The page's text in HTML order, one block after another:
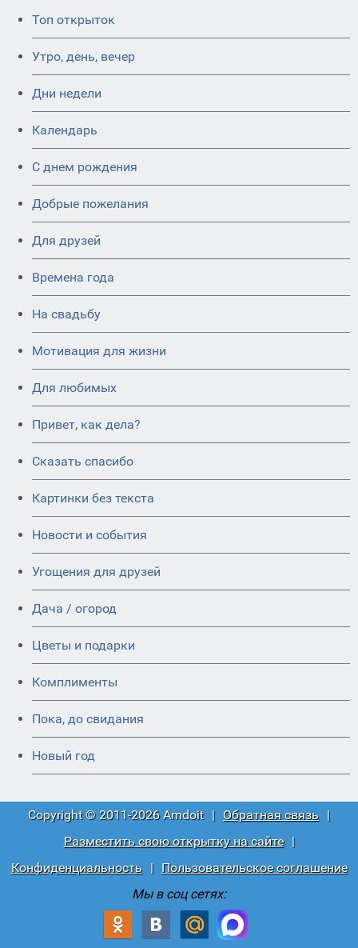
Топ открыток
Утро, день, вечер
Дни недели
Календарь
C днем рождения
Добрые пожелания
Для друзей
Времена года
На свадьбу
Мотивация для жизни
Для любимых
Привет, как дела?
Сказать спасибо
Картинки без текста
Новости и события
Угощения для друзей
Дача / огород
Цветы и подарки
Комплименты
Пока, до свидания
Новый год
Copyright © 2011-2026 Amdoit | Обратная связь |
Разместить свою открытку на сайте
|
Конфиденциальность
|
Пользовательское соглашение
Мы в соц сетях: